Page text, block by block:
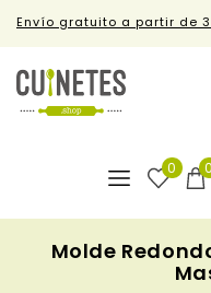
Envío gratuito a partir de
0
0
Molde